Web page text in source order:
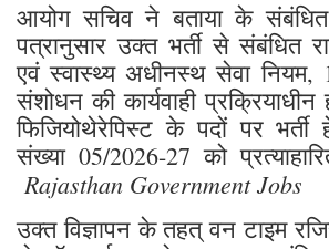
आयोग सचिव ने बताया के संबंधित
पत्रानुसार उक्त भर्ती से संबंधित
एवं स्वास्थ्य अधीनस्थ सेवा
संशोधन की कार्यवाही
फिजियोथेरेपिस्ट के पदों पर भर्ती
संख्या 05/2026-27 को
Rajasthan Government Jobs
उक्त विज्ञापन के तहत् वन टाइम